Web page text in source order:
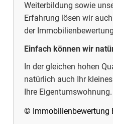
Weiterbildung sowie
Erfahrung lösen wir
der
Einfach können wir
In der gleichen hohen
natürlich auch Ihr
Ihre Eigentumswohnung.
© Immobilienbewertung